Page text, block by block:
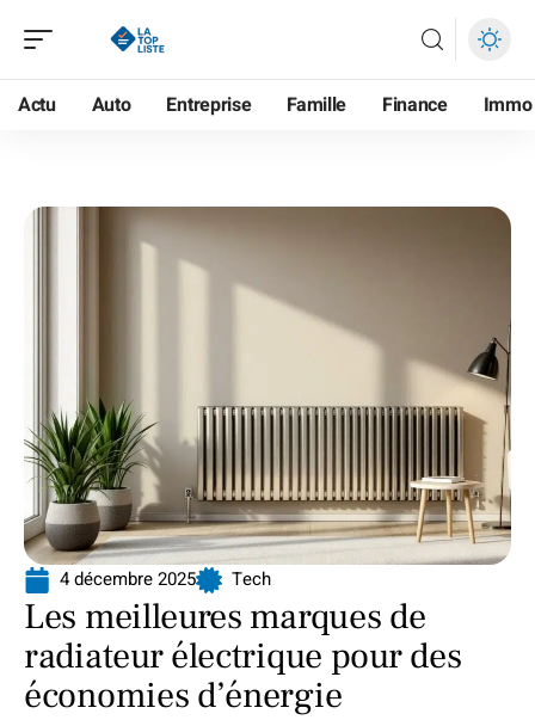
Actu Auto Entreprise Famille Finance Immo
4 décembre 2025 Tech
Les meilleures marques de
radiateur électrique pour des
économies d’énergie